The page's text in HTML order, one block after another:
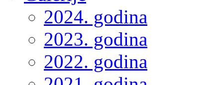
2024. godina
2023. godina
2022. godina